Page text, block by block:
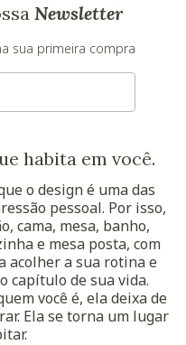
Newsletter
sua primeira compra
habita em você.
o design é uma das
pessoal. Por isso,
cama, mesa, banho,
e mesa posta, com
acolher a sua rotina e
capítulo de sua vida.
você é, ela deixa de
Ela se torna um lugar